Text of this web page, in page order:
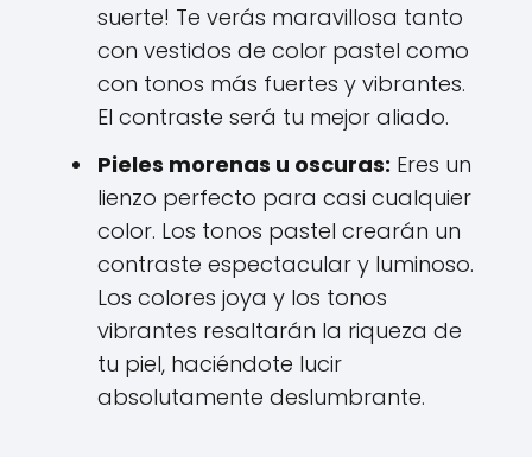
suerte! Te verás maravillosa tanto
con vestidos de color pastel como
con tonos más fuertes y vibrantes.
El contraste será tu mejor aliado.
Pieles morenas u oscuras: Eres un
lienzo perfecto para casi cualquier
color. Los tonos pastel crearán un
contraste espectacular y luminoso.
Los colores joya y los tonos
vibrantes resaltarán la riqueza de
tu piel, haciéndote lucir
absolutamente deslumbrante.